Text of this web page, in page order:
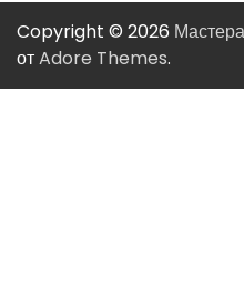
Copyright © 2026
отAdore Themes.